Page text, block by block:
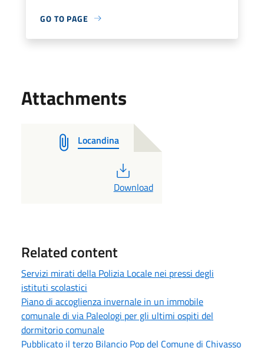
GO TO PAGE
Attachments
Locandina
PDF
Download
Related content
Servizi mirati della Polizia Locale nei pressi degli
istituti scolastici
Piano di accoglienza invernale in un immobile
comunale di via Paleologi per gli ultimi ospiti del
dormitorio comunale
Pubblicato il terzo Bilancio Pop del Comune di Chivasso